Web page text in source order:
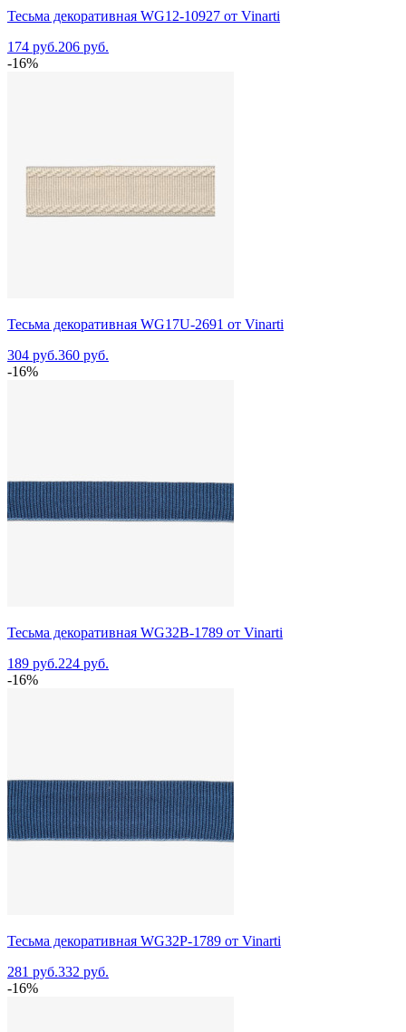
Тесьма декоративная WG12-10927 от Vinarti
174 руб.206 руб.
-16%
Тесьма декоративная WG17U-2691 от Vinarti
304 руб.360 руб.
-16%
Тесьма декоративная WG32B-1789 от Vinarti
189 руб.224 руб.
-16%
Тесьма декоративная WG32P-1789 от Vinarti
281 руб.332 руб.
-16%